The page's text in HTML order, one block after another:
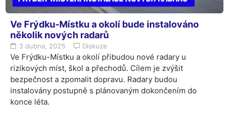
Ve Frýdku-Místku a okolí bude instalováno
několik nových radarů
3 dubna, 2025 Diskuze
Ve Frýdku-Místku a okolí přibudou nové radary u
rizikových míst, škol a přechodů. Cílem je zvýšit
bezpečnost a zpomalit dopravu. Radary budou
instalovány postupně s plánovaným dokončením do
konce léta.